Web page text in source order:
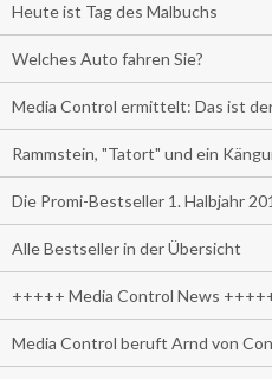
Heute ist Tag des Malbuchs
Welches Auto fahren Sie?
Media Control ermittelt: Das ist
Rammstein, "Tatort" und ein
Die Promi-Bestseller 1. Halbjahr
Alle Bestseller in der Übersicht
+++++ Media Control News
Media Control beruft Arnd von